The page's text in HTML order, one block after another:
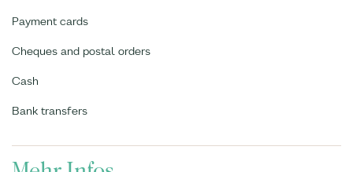
Payment cards
Cheques and postal orders
Cash
Bank transfers